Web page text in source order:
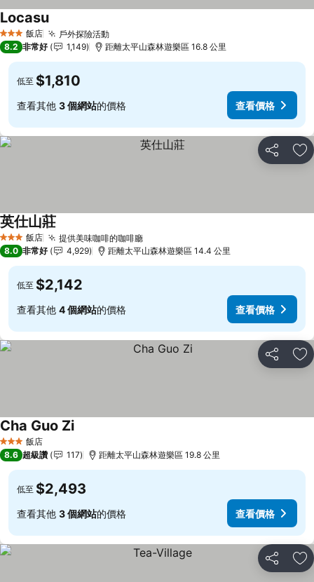
3 星級 飯店 戶外探險活動查看價格
Locasu查看價格
8.2 非常好 1,149 距離太平山森林遊樂區 16.8 公里
低至 $1,810
查看其他 3 個網站的價格 查看價格
分享 加
3 星級 飯店 提供美味咖啡的咖啡廳查看價格
英仕山莊
8.0 非常好 4,929 距離太平山森林遊樂區 14.4 公里
低至 $2,142
查看其他 4 個網站的價格 查看價格
分享 加
3 星級 飯店
Cha Guo Zi查看價格
8.6 超級讚 117 距離太平山森林遊樂區 19.8 公里
低至 $2,493
查看其他 3 個網站的價格 查看價格
分享 加